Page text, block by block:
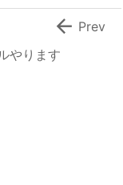
やります
 Prev